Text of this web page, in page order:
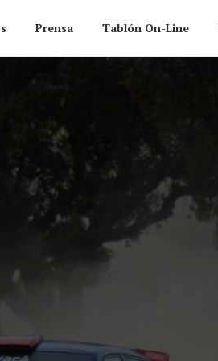
Prensa Tablón On-Line